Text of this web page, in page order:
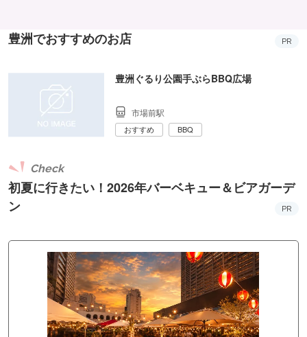
豊洲でおすすめのお店 PR
豊洲ぐるり公園手ぶらBBQ広場
市場前駅
おすすめ BBQ
初夏に行きたい！2026年バーベキュー＆ビアガーデ
ン
Check
PR